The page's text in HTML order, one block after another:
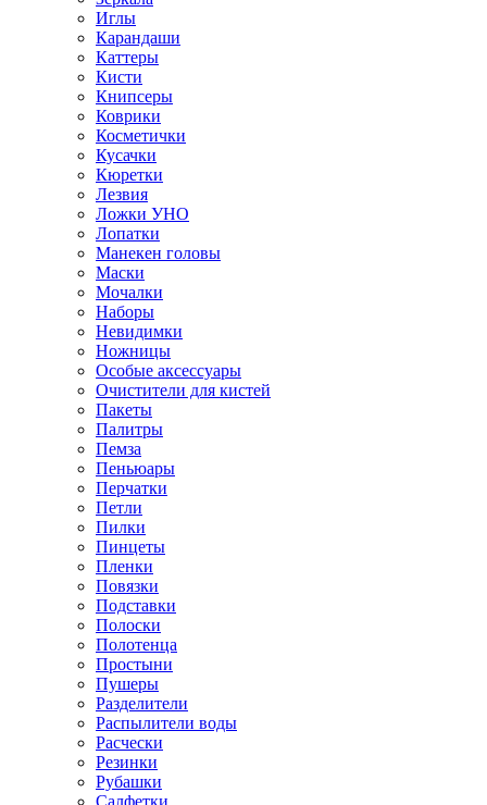
Иглы
Карандаши
Каттеры
Кисти
Книпсеры
Коврики
Косметички
Кусачки
Кюретки
Лезвия
Ложки УНО
Лопатки
Манекен головы
Маски
Мочалки
Наборы
Невидимки
Ножницы
Особые аксессуары
Очистители для кистей
Пакеты
Палитры
Пемза
Пеньюары
Перчатки
Петли
Пилки
Пинцеты
Пленки
Повязки
Подставки
Полоски
Полотенца
Простыни
Пушеры
Разделители
Распылители воды
Расчески
Резинки
Рубашки
Салфетки